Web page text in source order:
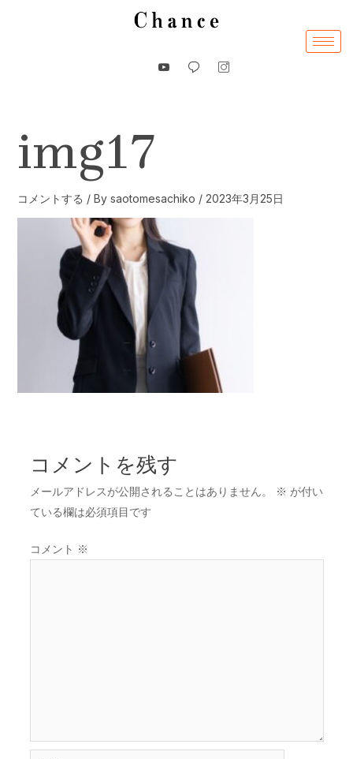
img17
コメントする / By saotomesachiko / 2023年3月25日
コメントを残す
メールアドレスが公開されることはありません。 ※ が付い
ている欄は必須項目です
コメント ※